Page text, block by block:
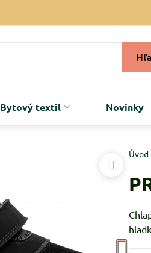
Bytový textil Novinky
Úvod